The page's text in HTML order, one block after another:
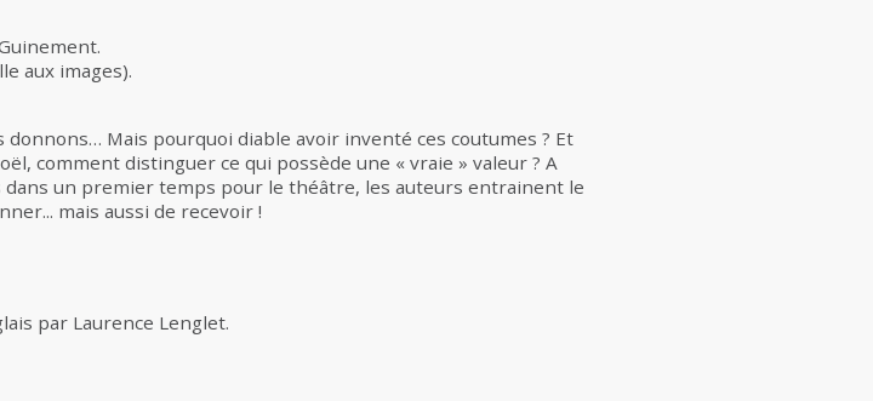
aux images).
donnons… Mais pourquoi diable avoir inventé ces coutumes ? Et
comment distinguer ce qui possède une « vraie » valeur ? A
un premier temps pour le théâtre, les auteurs entrainent le
mais aussi de recevoir !
par Laurence Lenglet.